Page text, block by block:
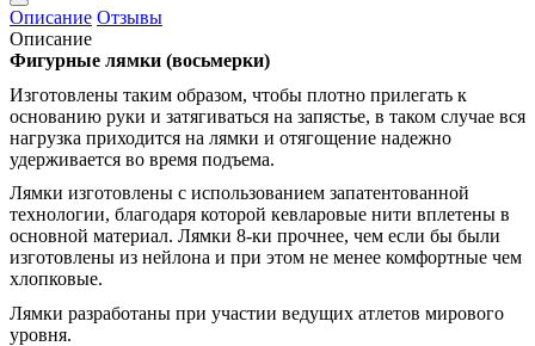
Описание Отзывы
Описание
Фигурные лямки (восьмерки)
Изготовлены таким образом, чтобы плотно прилегать к
основанию руки и затягиваться на запястье, в таком случае вся
нагрузка приходится на лямки и отягощение надежно
удерживается во время подъема.
Лямки изготовлены с использованием запатентованной
технологии, благодаря которой кевларовые нити вплетены в
основной материал. Лямки 8-ки прочнее, чем если бы были
изготовлены из нейлона и при этом не менее комфортные чем
хлопковые.
Лямки разработаны при участии ведущих атлетов мирового
уровня.